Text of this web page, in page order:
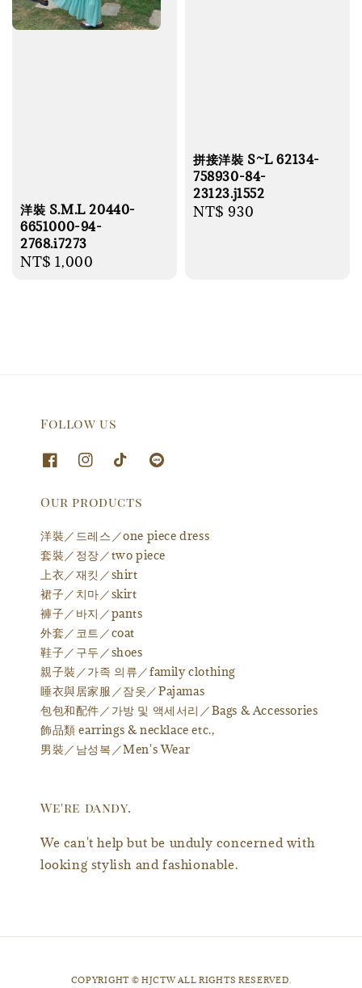
洋裝 S.M.L 20440-
6651000-94-
2768.i7273
Regular
NT$ 1,000
拼接洋裝 S~L 62134-
758930-84-
23123.j1552
Regular
NT$ 930
Follow us
Our products
洋裝／드레스／one piece dress
套裝／정장／two piece
上衣／재킷／shirt
裙子／치마／skirt
褲子／바지／pants
外套／코트／coat
鞋子／구두／shoes
親子裝／가족 의류／family clothing
睡衣與居家服／잠옷／Pajamas
包包和配件／가방 및 액세서리／Bags & Accessories
飾品類 earrings & necklace etc.,
男裝／남성복／Men's Wear
We're dandy.
We can't help but be unduly concerned with
looking stylish and fashionable.
​COPYRIGHT © HJCTW ALL RIGHTS RESERVED.